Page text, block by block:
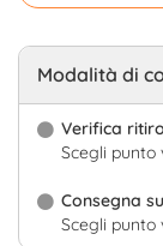
Modalità di
Verifica ritiro
Scegli punto
Consegna
Scegli punto